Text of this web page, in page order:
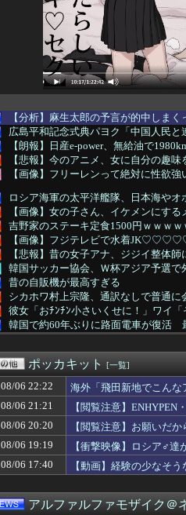
【分析】麻生太郎の予言が的中しま
広島平和記念式典パヨク「中国人民と
【朗報】日産e-power、無給油で
【悲報】今のアニメ、女に自分の趣
【画像】フリーレンって絶対に性欲強
ロシア海軍の太平洋艦隊、日本海や
【画像】女の子さん、イケメンにす
吉野家のステーキ定食1500円ｗｗｗ
【画像】フジテレビで水着
【悲報】昔の女子アナ、ジジイ整体
韓国サッカー協会、Ｗ杯アジア予選
昔の自販機が最高すぎる
シカホワ村上宗隆、通訳なしで普通
彼女「おﾁﾝﾁﾝ小さいくせに！」ワイ
韓国で約60年ぶりに路面電車が復活
【速報】『有吉の夏休み』、とんで
ジャンプラ、モーニングみたいな新連
【速報】高市政権、エース級の財務
【画像】脱いだ瞬間ドスケベになるボ
【頑張てnoelを隠した】さくらみこ：
【動画】えちえち巨乳女子2人組、と
元ＮＨＫ中川安奈アナがミニスカポリ
【ウマ娘】暑い日は膝枕で日陰に入
【悲報】内田りこ「社会に戻りたいで
ギリギリやれるブス巨乳ｗｗｗｗｗ
アイナ・ジ・エンドの尻はタマランわ
ポッカキット [一覧]
08/06 22:22
海外「飛田新地でこん
08/06 21:21
【閲覧注意】
08/06 20:20
【閲覧注意】お願いだ
08/06 19:19
【衝撃映像】ロシア♂
08/06 17:40
【動画】経験の少なそ
アルファルファモザイク＠